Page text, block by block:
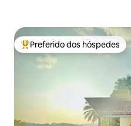
Entre os melhores preferidos
Preferido dos hóspedes